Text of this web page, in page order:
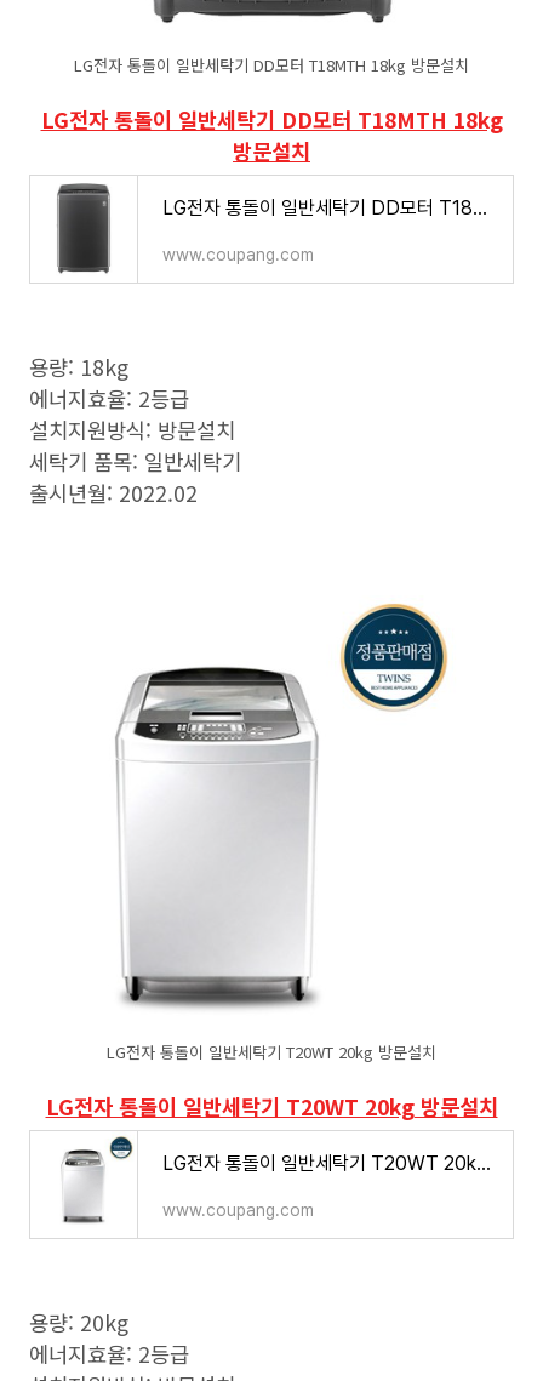
LG전자 통돌이 일반세탁기 DD모터 T18MTH 18kg 방문설치
LG전자 통돌이 일반세탁기 DD모터 T18MTH 18kg
방문설치
LG전자 통돌이 일반세탁기 DD모터 T18MTH 18kg 방문설치
www.coupang.com
용량: 18kg
에너지효율: 2등급
설치지원방식: 방문설치
세탁기 품목: 일반세탁기
출시년월: 2022.02
LG전자 통돌이 일반세탁기 T20WT 20kg 방문설치
LG전자 통돌이 일반세탁기 T20WT 20kg 방문설치
LG전자 통돌이 일반세탁기 T20WT 20kg 방문설치
www.coupang.com
용량: 20kg
에너지효율: 2등급